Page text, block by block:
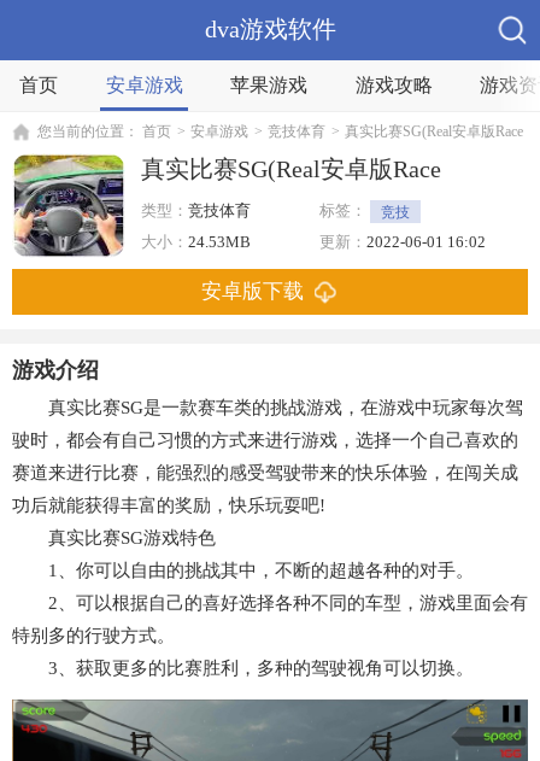
dva游戏软件
首页 安卓游戏 苹果游戏 游戏攻略 游戏
您当前的位置： 首页 > 安卓游戏 > 竞技体育 > 真实比赛SG(Real安卓版Race
真实比赛SG(Real安卓版Race
类型： 竞技体育 标签： 竞技
大小： 24.53MB 更新： 2022-06-01 16:02
安卓版下载
游戏介绍
真实比赛SG是一款赛车类的挑战游戏，在游戏中玩家每次驾
驶时，都会有自己习惯的方式来进行游戏，选择一个自己喜欢的
赛道来进行比赛，能强烈的感受驾驶带来的快乐体验，在闯关成
功后就能获得丰富的奖励，快乐玩耍吧!
真实比赛SG游戏特色
1、你可以自由的挑战其中，不断的超越各种的对手。
2、可以根据自己的喜好选择各种不同的车型，游戏里面会有
特别多的行驶方式。
3、获取更多的比赛胜利，多种的驾驶视角可以切换。